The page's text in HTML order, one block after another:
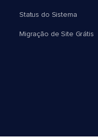
Status do Sistema
Migração de Site Grátis